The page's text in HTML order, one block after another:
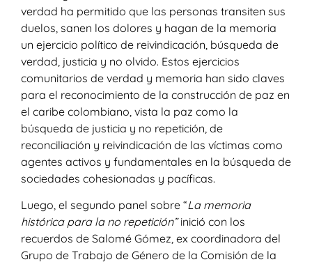
verdad ha permitido que las personas transiten sus
duelos, sanen los dolores y hagan de la memoria
un ejercicio político de reivindicación, búsqueda de
verdad, justicia y no olvido. Estos ejercicios
comunitarios de verdad y memoria han sido claves
para el reconocimiento de la construcción de paz en
el caribe colombiano, vista la paz como la
búsqueda de justicia y no repetición, de
reconciliación y reivindicación de las víctimas como
agentes activos y fundamentales en la búsqueda de
sociedades cohesionadas y pacíficas.
Luego, el segundo panel sobre “La memoria
histórica para la no repetición”inició con los
recuerdos de Salomé Gómez, ex coordinadora del
Grupo de Trabajo de Género de la Comisión de la